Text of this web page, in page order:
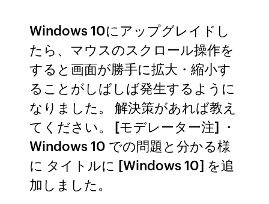
Windows 10にアップグレイドし
たら、マウスのスクロール操作を
すると画面が勝手に拡大・縮小す
ることがしばしば発生するように
なりました。 解決策があれば教え
てください。 [モデレーター注] ・
Windows 10 での問題と分かる様
に タイトルに [Windows 10] を追
加しました。